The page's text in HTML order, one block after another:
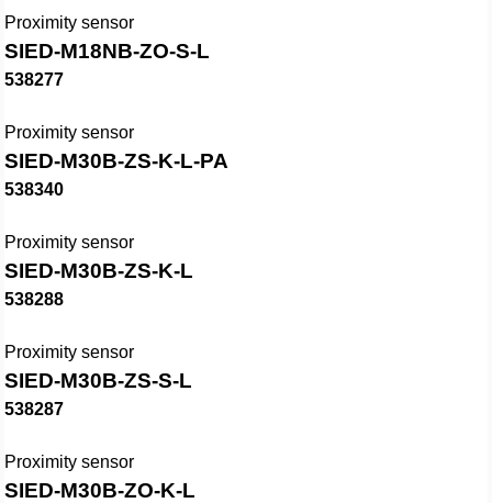
Proximity sensor
SIED-M18NB-ZO-S-L
538277
Proximity sensor
SIED-M30B-ZS-K-L-PA
538340
Proximity sensor
SIED-M30B-ZS-K-L
538288
Proximity sensor
SIED-M30B-ZS-S-L
538287
Proximity sensor
SIED-M30B-ZO-K-L